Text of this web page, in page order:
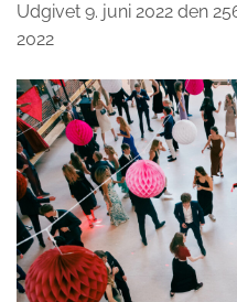
Udgivet 9. juni 2022 den
2022